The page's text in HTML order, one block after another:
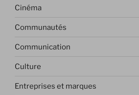
Cinéma
Communautés
Communication
Culture
Entreprises et marques